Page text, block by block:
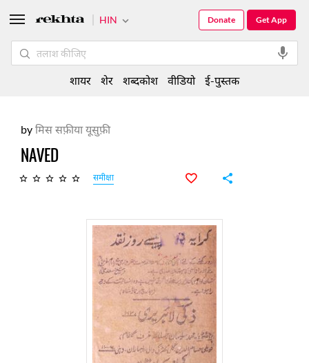
byमिस सफ़ीया यूसुफ़ी
NAVED
समीक्षा
HIN Get App
Donate
शायर शेर शब्दकोश वीडियो ई-पुस्तक